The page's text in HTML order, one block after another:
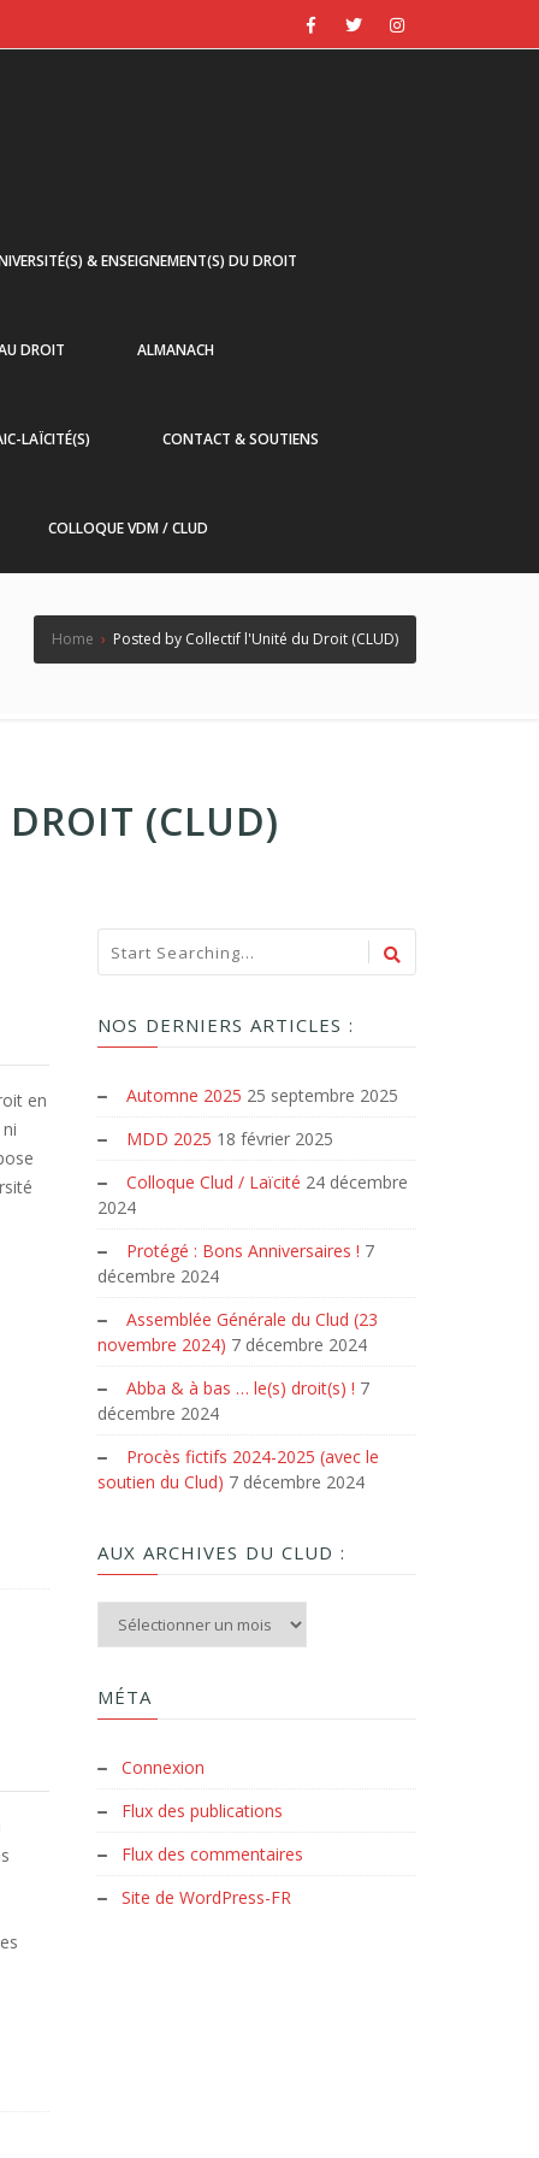
& ENSEIGNEMENT(S) DU DROIT
DROIT ALMANACH
LAÏCITÉ(S) CONTACT & SOUTIENS
COLLOQUE VDM / CLUD
Home › Posted by Collectif l'Unité du Droit (CLUD)
(CLUD)
en
NOS DERNIERS ARTICLES :
Automne 2025 25 septembre 2025
MDD 2025 18 février 2025
Colloque Clud / Laïcité 24 décembre
2024
Protégé : Bons Anniversaires ! 7
décembre 2024
Assemblée Générale du Clud (23
novembre 2024) 7 décembre 2024
Abba & à bas … le(s) droit(s) ! 7
décembre 2024
Procès fictifs 2024-2025 (avec le
soutien du Clud) 7 décembre 2024
AUX ARCHIVES DU CLUD :
Aux archives du Clud :
MÉTA
Connexion
Flux des publications
Flux des commentaires
Site de WordPress-FR